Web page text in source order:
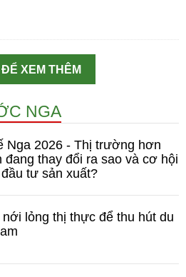
XEM THÊM
NGA
Nga 2026 - Thị trường hơn
đang thay đổi ra sao và cơ hội
tư sản xuất?
lỏng thị thực để thu hút du